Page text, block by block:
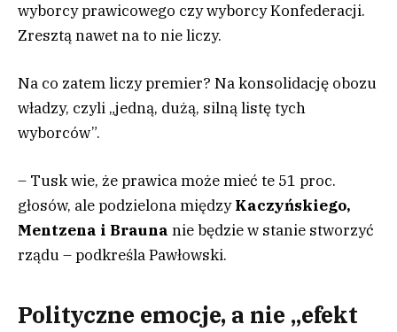
wyborcy prawicowego czy wyborcy Konfederacji.
Zresztą nawet na to nie liczy.
Na co zatem liczy premier? Na konsolidację obozu
władzy, czyli „jedną, dużą, silną listę tych
wyborców”.
– Tusk wie, że prawica może mieć te 51 proc.
głosów, ale podzielona międzyKaczyńskiego,
Mentzena i Brauna nie będzie w stanie stworzyć
rządu – podkreśla Pawłowski.
Polityczne emocje, a nie „efekt